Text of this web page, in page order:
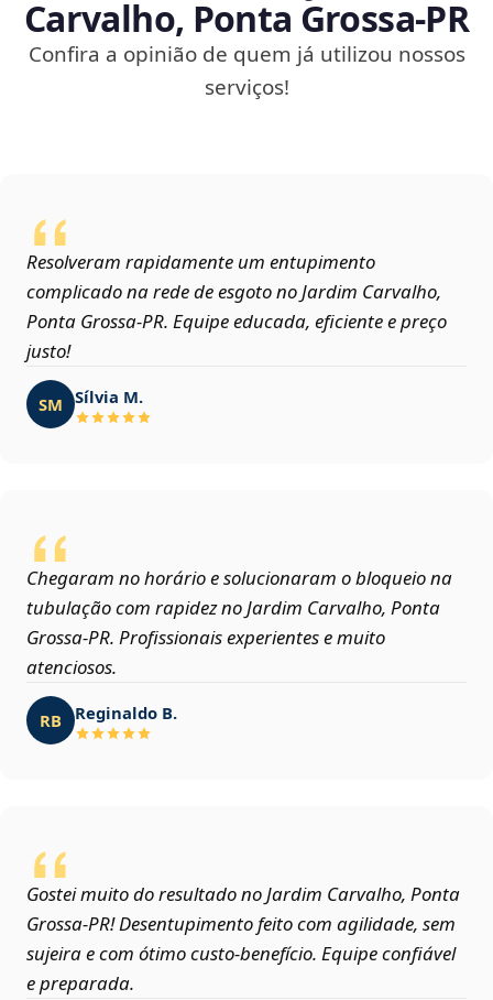
Carvalho, Ponta Grossa‑PR
Confira a opinião de quem já utilizou nossos
serviços!
Resolveram rapidamente um entupimento
complicado na rede de esgoto no Jardim Carvalho,
Ponta Grossa‑PR. Equipe educada, eficiente e preço
justo!
SM Sílvia M.
Chegaram no horário e solucionaram o bloqueio na
tubulação com rapidez no Jardim Carvalho, Ponta
Grossa‑PR. Profissionais experientes e muito
atenciosos.
RB Reginaldo B.
Gostei muito do resultado no Jardim Carvalho, Ponta
Grossa‑PR! Desentupimento feito com agilidade, sem
sujeira e com ótimo custo-benefício. Equipe confiável
e preparada.